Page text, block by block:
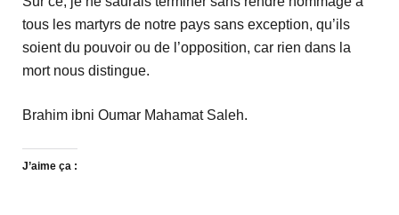
tous les martyrs de notre pays sans exception, qu’ils
soient du pouvoir ou de l’opposition, car rien dans la
mort nous distingue.
Brahim ibni Oumar Mahamat Saleh.
J’aime ça :